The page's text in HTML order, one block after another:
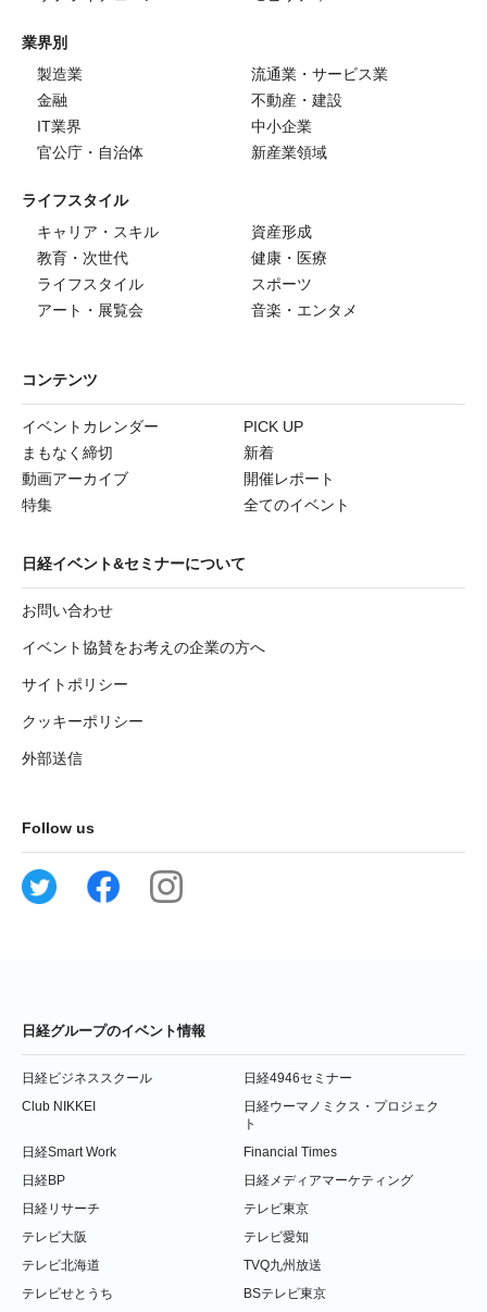
業界別
製造業
流通業・サービス業
金融
不動産・建設
IT業界
中小企業
官公庁・自治体
新産業領域
ライフスタイル
キャリア・スキル
資産形成
教育・次世代
健康・医療
ライフスタイル
スポーツ
アート・展覧会
音楽・エンタメ
コンテンツ
イベントカレンダー
PICK UP
まもなく締切
新着
動画アーカイブ
開催レポート
特集
全てのイベント
日経イベント&セミナーについて
お問い合わせ
イベント協賛をお考えの企業の方へ
サイトポリシー
クッキーポリシー
外部送信
Follow us
日経グループのイベント情報
日経ビジネススクール
日経4946セミナー
Club NIKKEI
日経ウーマノミクス・プロジェク
ト
日経Smart Work
Financial Times
日経BP
日経メディアマーケティング
日経リサーチ
テレビ東京
テレビ大阪
テレビ愛知
テレビ北海道
TVQ九州放送
テレビせとうち
BSテレビ東京